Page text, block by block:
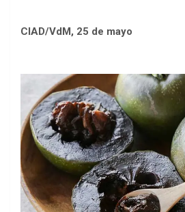
CIAD/VdM, 25 de mayo